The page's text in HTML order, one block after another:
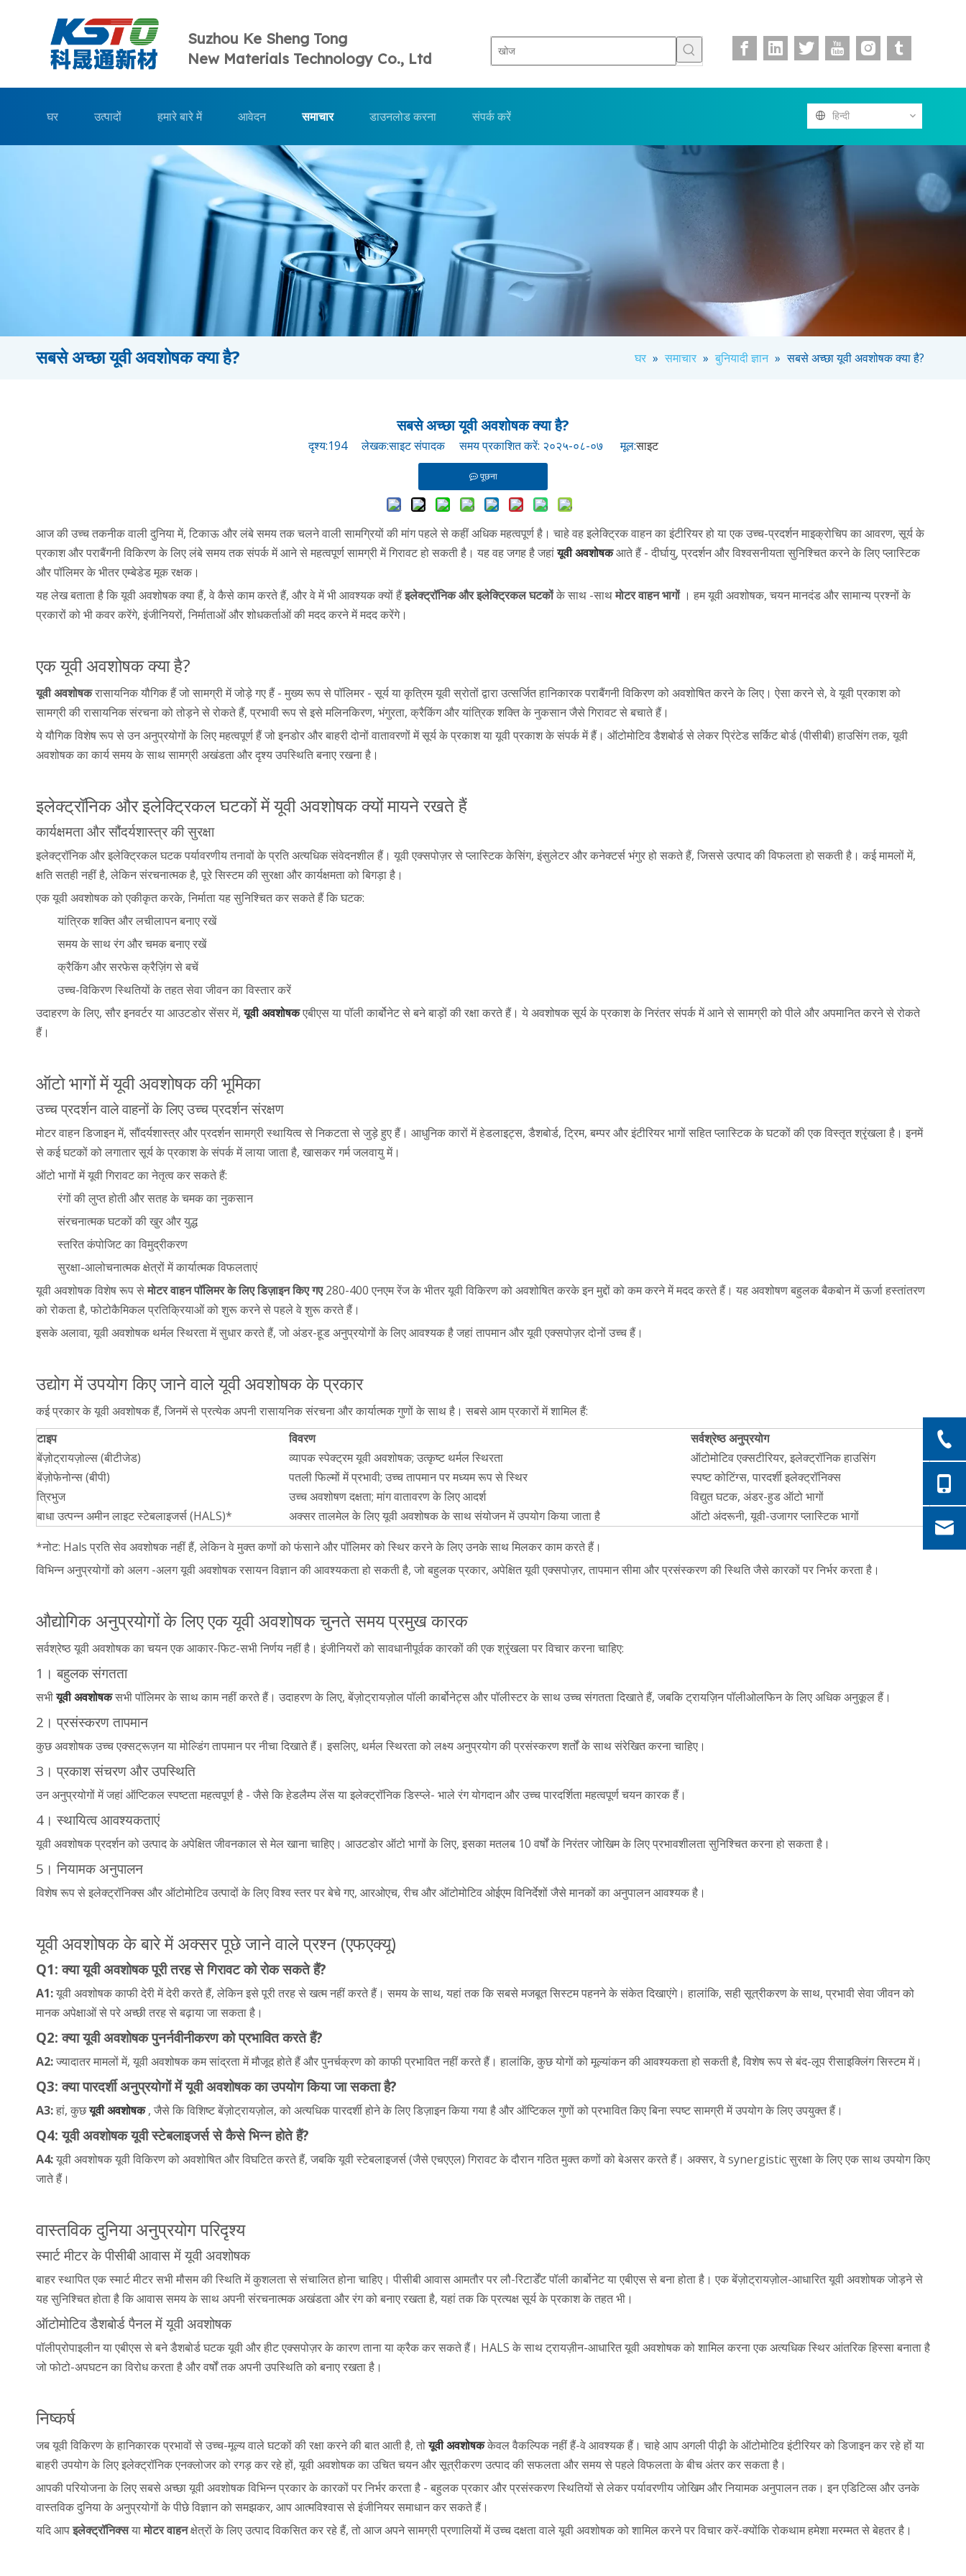
Suzhou Ke Sheng Tong
New Materials Technology Co., Ltd
घर उत्पादों हमारे बारे में आवेदन समाचार डाउनलोड करना संपर्क करें हिन्दी
सबसे अच्छा यूवी अवशोषक क्या है? घर » समाचार » बुनियादी ज्ञान » सबसे अच्छा यूवी अवशोषक क्या है?
सबसे अच्छा यूवी अवशोषक क्या है?
दृश्य:194लेखक:साइट संपादक समय प्रकाशित करें: २०२५-०८-०७ मूल:साइट
पूछना
आज की उच्च तकनीक वाली दुनिया में, टिकाऊ और लंबे समय तक चलने वाली सामग्रियों की मांग पहले से कहीं अधिक महत्वपूर्ण है। चाहे वह इलेक्ट्रिक वाहन का इंटीरियर हो या एक उच्च-प्रदर्शन माइक्रोचिप का आवरण, सूर्य के
प्रकाश और पराबैंगनी विकिरण के लिए लंबे समय तक संपर्क में आने से महत्वपूर्ण सामग्री में गिरावट हो सकती है। यह वह जगह है जहांयूवी अवशोषकआते हैं - दीर्घायु, प्रदर्शन और विश्वसनीयता सुनिश्चित करने के लिए प्लास्टिक
और पॉलिमर के भीतर एम्बेडेड मूक रक्षक।
यह लेख बताता है कि यूवी अवशोषक क्या हैं, वे कैसे काम करते हैं, और वे में भी आवश्यक क्यों हैंइलेक्ट्रॉनिक और इलेक्ट्रिकल घटकोंके साथ -साथमोटर वाहन भागों । हम यूवी अवशोषक, चयन मानदंड और सामान्य प्रश्नों के
प्रकारों को भी कवर करेंगे, इंजीनियरों, निर्माताओं और शोधकर्ताओं की मदद करने में मदद करेंगे।
एक यूवी अवशोषक क्या है?
यूवी अवशोषकरासायनिक यौगिक हैं जो सामग्री में जोड़े गए हैं - मुख्य रूप से पॉलिमर - सूर्य या कृत्रिम यूवी स्रोतों द्वारा उत्सर्जित हानिकारक पराबैंगनी विकिरण को अवशोषित करने के लिए। ऐसा करने से, वे यूवी प्रकाश को
सामग्री की रासायनिक संरचना को तोड़ने से रोकते हैं, प्रभावी रूप से इसे मलिनकिरण, भंगुरता, क्रैकिंग और यांत्रिक शक्ति के नुकसान जैसे गिरावट से बचाते हैं।
ये यौगिक विशेष रूप से उन अनुप्रयोगों के लिए महत्वपूर्ण हैं जो इनडोर और बाहरी दोनों वातावरणों में सूर्य के प्रकाश या यूवी प्रकाश के संपर्क में हैं। ऑटोमोटिव डैशबोर्ड से लेकर प्रिंटेड सर्किट बोर्ड (पीसीबी) हाउसिंग तक, यूवी
अवशोषक का कार्य समय के साथ सामग्री अखंडता और दृश्य उपस्थिति बनाए रखना है।
इलेक्ट्रॉनिक और इलेक्ट्रिकल घटकों में यूवी अवशोषक क्यों मायने रखते हैं
कार्यक्षमता और सौंदर्यशास्त्र की सुरक्षा
इलेक्ट्रॉनिक और इलेक्ट्रिकल घटक पर्यावरणीय तनावों के प्रति अत्यधिक संवेदनशील हैं। यूवी एक्सपोज़र से प्लास्टिक केसिंग, इंसुलेटर और कनेक्टर्स भंगुर हो सकते हैं, जिससे उत्पाद की विफलता हो सकती है। कई मामलों में,
क्षति सतही नहीं है, लेकिन संरचनात्मक है, पूरे सिस्टम की सुरक्षा और कार्यक्षमता को बिगड़ा है।
एक यूवी अवशोषक को एकीकृत करके, निर्माता यह सुनिश्चित कर सकते हैं कि घटक:
यांत्रिक शक्ति और लचीलापन बनाए रखें
समय के साथ रंग और चमक बनाए रखें
क्रैकिंग और सरफेस क्रैज़िंग से बचें
उच्च-विकिरण स्थितियों के तहत सेवा जीवन का विस्तार करें
उदाहरण के लिए, सौर इनवर्टर या आउटडोर सेंसर में,यूवी अवशोषकएबीएस या पॉली कार्बोनेट से बने बाड़ों की रक्षा करते हैं। ये अवशोषक सूर्य के प्रकाश के निरंतर संपर्क में आने से सामग्री को पीले और अपमानित करने से रोकते
हैं।
ऑटो भागों में यूवी अवशोषक की भूमिका
उच्च प्रदर्शन वाले वाहनों के लिए उच्च प्रदर्शन संरक्षण
मोटर वाहन डिजाइन में, सौंदर्यशास्त्र और प्रदर्शन सामग्री स्थायित्व से निकटता से जुड़े हुए हैं। आधुनिक कारों में हेडलाइट्स, डैशबोर्ड, ट्रिम, बम्पर और इंटीरियर भागों सहित प्लास्टिक के घटकों की एक विस्तृत श्रृंखला है। इनमें
से कई घटकों को लगातार सूर्य के प्रकाश के संपर्क में लाया जाता है, खासकर गर्म जलवायु में।
ऑटो भागों में यूवी गिरावट का नेतृत्व कर सकते हैं:
रंगों की लुप्त होती और सतह के चमक का नुकसान
संरचनात्मक घटकों की खुर और युद्ध
स्तरित कंपोजिट का विमुद्रीकरण
सुरक्षा-आलोचनात्मक क्षेत्रों में कार्यात्मक विफलताएं
यूवी अवशोषक विशेष रूप सेमोटर वाहन पॉलिमर के लिए डिज़ाइन किए गए280-400 एनएम रेंज के भीतर यूवी विकिरण को अवशोषित करके इन मुद्दों को कम करने में मदद करते हैं। यह अवशोषण बहुलक बैकबोन में ऊर्जा हस्तांतरण
को रोकता है, फोटोकैमिकल प्रतिक्रियाओं को शुरू करने से पहले वे शुरू करते हैं।
इसके अलावा, यूवी अवशोषक थर्मल स्थिरता में सुधार करते हैं, जो अंडर-हूड अनुप्रयोगों के लिए आवश्यक है जहां तापमान और यूवी एक्सपोज़र दोनों उच्च हैं।
उद्योग में उपयोग किए जाने वाले यूवी अवशोषक के प्रकार
कई प्रकार के यूवी अवशोषक हैं, जिनमें से प्रत्येक अपनी रासायनिक संरचना और कार्यात्मक गुणों के साथ है। सबसे आम प्रकारों में शामिल हैं:
टाइप
विवरण
सर्वश्रेष्ठ अनुप्रयोग
बेंज़ोट्रायज़ोल्स (बीटीजेड)
व्यापक स्पेक्ट्रम यूवी अवशोषक; उत्कृष्ट थर्मल स्थिरता
ऑटोमोटिव एक्सटीरियर, इलेक्ट्रॉनिक हाउसिंग
बेंज़ोफेनोन्स (बीपी)
पतली फिल्मों में प्रभावी; उच्च तापमान पर मध्यम रूप से स्थिर
स्पष्ट कोटिंग्स, पारदर्शी इलेक्ट्रॉनिक्स
त्रिभुज
उच्च अवशोषण दक्षता; मांग वातावरण के लिए आदर्श
विद्युत घटक, अंडर-हुड ऑटो भागों
बाधा उत्पन्न अमीन लाइट स्टेबलाइजर्स (HALS)*
अक्सर तालमेल के लिए यूवी अवशोषक के साथ संयोजन में उपयोग किया जाता है
ऑटो अंदरूनी, यूवी-उजागर प्लास्टिक भागों
*नोट: Hals प्रति सेव अवशोषक नहीं हैं, लेकिन वे मुक्त कणों को फंसाने और पॉलिमर को स्थिर करने के लिए उनके साथ मिलकर काम करते हैं।
विभिन्न अनुप्रयोगों को अलग -अलग यूवी अवशोषक रसायन विज्ञान की आवश्यकता हो सकती है, जो बहुलक प्रकार, अपेक्षित यूवी एक्सपोज़र, तापमान सीमा और प्रसंस्करण की स्थिति जैसे कारकों पर निर्भर करता है।
औद्योगिक अनुप्रयोगों के लिए एक यूवी अवशोषक चुनते समय प्रमुख कारक
सर्वश्रेष्ठ यूवी अवशोषक का चयन एक आकार-फिट-सभी निर्णय नहीं है। इंजीनियरों को सावधानीपूर्वक कारकों की एक श्रृंखला पर विचार करना चाहिए:
1। बहुलक संगतता
सभीयूवी अवशोषकसभी पॉलिमर के साथ काम नहीं करते हैं। उदाहरण के लिए, बेंज़ोट्रायज़ोल पॉली कार्बोनेट्स और पॉलीस्टर के साथ उच्च संगतता दिखाते हैं, जबकि ट्रायज़िन पॉलीओलफिन के लिए अधिक अनुकूल हैं।
2। प्रसंस्करण तापमान
कुछ अवशोषक उच्च एक्सट्रूज़न या मोल्डिंग तापमान पर नीचा दिखाते हैं। इसलिए, थर्मल स्थिरता को लक्ष्य अनुप्रयोग की प्रसंस्करण शर्तों के साथ संरेखित करना चाहिए।
3। प्रकाश संचरण और उपस्थिति
उन अनुप्रयोगों में जहां ऑप्टिकल स्पष्टता महत्वपूर्ण है - जैसे कि हेडलैम्प लेंस या इलेक्ट्रॉनिक डिस्प्ले- भाले रंग योगदान और उच्च पारदर्शिता महत्वपूर्ण चयन कारक हैं।
4। स्थायित्व आवश्यकताएं
यूवी अवशोषक प्रदर्शन को उत्पाद के अपेक्षित जीवनकाल से मेल खाना चाहिए। आउटडोर ऑटो भागों के लिए, इसका मतलब 10 वर्षों के निरंतर जोखिम के लिए प्रभावशीलता सुनिश्चित करना हो सकता है।
5। नियामक अनुपालन
विशेष रूप से इलेक्ट्रॉनिक्स और ऑटोमोटिव उत्पादों के लिए विश्व स्तर पर बेचे गए, आरओएच, रीच और ऑटोमोटिव ओईएम विनिर्देशों जैसे मानकों का अनुपालन आवश्यक है।
यूवी अवशोषक के बारे में अक्सर पूछे जाने वाले प्रश्न (एफएक्यू)
Q1: क्या यूवी अवशोषक पूरी तरह से गिरावट को रोक सकते हैं?
A1:यूवी अवशोषक काफी देरी में देरी करते हैं, लेकिन इसे पूरी तरह से खत्म नहीं करते हैं। समय के साथ, यहां तक ​​कि सबसे मजबूत सिस्टम पहनने के संकेत दिखाएंगे। हालांकि, सही सूत्रीकरण के साथ, प्रभावी सेवा जीवन को
मानक अपेक्षाओं से परे अच्छी तरह से बढ़ाया जा सकता है।
Q2: क्या यूवी अवशोषक पुनर्नवीनीकरण को प्रभावित करते हैं?
A2:ज्यादातर मामलों में, यूवी अवशोषक कम सांद्रता में मौजूद होते हैं और पुनर्चक्रण को काफी प्रभावित नहीं करते हैं। हालांकि, कुछ योगों को मूल्यांकन की आवश्यकता हो सकती है, विशेष रूप से बंद-लूप रीसाइक्लिंग सिस्टम में।
Q3: क्या पारदर्शी अनुप्रयोगों में यूवी अवशोषक का उपयोग किया जा सकता है?
A3:हां, कुछयूवी अवशोषक, जैसे कि विशिष्ट बेंज़ोट्रायज़ोल, को अत्यधिक पारदर्शी होने के लिए डिज़ाइन किया गया है और ऑप्टिकल गुणों को प्रभावित किए बिना स्पष्ट सामग्री में उपयोग के लिए उपयुक्त हैं।
Q4: यूवी अवशोषक यूवी स्टेबलाइजर्स से कैसे भिन्न होते हैं?
A4:यूवी अवशोषक यूवी विकिरण को अवशोषित और विघटित करते हैं, जबकि यूवी स्टेबलाइजर्स (जैसे एचएएल) गिरावट के दौरान गठित मुक्त कणों को बेअसर करते हैं। अक्सर, वे synergistic सुरक्षा के लिए एक साथ उपयोग किए
जाते हैं।
वास्तविक दुनिया अनुप्रयोग परिदृश्य
स्मार्ट मीटर के पीसीबी आवास में यूवी अवशोषक
बाहर स्थापित एक स्मार्ट मीटर सभी मौसम की स्थिति में कुशलता से संचालित होना चाहिए। पीसीबी आवास आमतौर पर लौ-रिटार्डेंट पॉली कार्बोनेट या एबीएस से बना होता है। एक बेंज़ोट्रायज़ोल-आधारित यूवी अवशोषक जोड़ने से
यह सुनिश्चित होता है कि आवास समय के साथ अपनी संरचनात्मक अखंडता और रंग को बनाए रखता है, यहां तक ​​कि प्रत्यक्ष सूर्य के प्रकाश के तहत भी।
ऑटोमोटिव डैशबोर्ड पैनल में यूवी अवशोषक
पॉलीप्रोपाइलीन या एबीएस से बने डैशबोर्ड घटक यूवी और हीट एक्सपोज़र के कारण ताना या क्रैक कर सकते हैं। HALS के साथ ट्रायज़ीन-आधारित यूवी अवशोषक को शामिल करना एक अत्यधिक स्थिर आंतरिक हिस्सा बनाता है
जो फोटो-अपघटन का विरोध करता है और वर्षों तक अपनी उपस्थिति को बनाए रखता है।
निष्कर्ष
जब यूवी विकिरण के हानिकारक प्रभावों से उच्च-मूल्य वाले घटकों की रक्षा करने की बात आती है, तोयूवी अवशोषककेवल वैकल्पिक नहीं हैं-वे आवश्यक हैं। चाहे आप अगली पीढ़ी के ऑटोमोटिव इंटीरियर को डिजाइन कर रहे हों या
बाहरी उपयोग के लिए इलेक्ट्रॉनिक एनक्लोजर को रगड़ कर रहे हों, यूवी अवशोषक का उचित चयन और सूत्रीकरण उत्पाद की सफलता और समय से पहले विफलता के बीच अंतर कर सकता है।
आपकी परियोजना के लिए सबसे अच्छा यूवी अवशोषक विभिन्न प्रकार के कारकों पर निर्भर करता है - बहुलक प्रकार और प्रसंस्करण स्थितियों से लेकर पर्यावरणीय जोखिम और नियामक अनुपालन तक। इन एडिटिव्स और उनके
वास्तविक दुनिया के अनुप्रयोगों के पीछे विज्ञान को समझकर, आप आत्मविश्वास से इंजीनियर समाधान कर सकते हैं।
यदि आपइलेक्ट्रॉनिक्सयामोटर वाहनक्षेत्रों के लिए उत्पाद विकसित कर रहे हैं, तो आज अपने सामग्री प्रणालियों में उच्च दक्षता वाले यूवी अवशोषक को शामिल करने पर विचार करें-क्योंकि रोकथाम हमेशा मरम्मत से बेहतर है।